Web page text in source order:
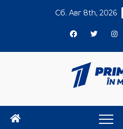
Сб. Авг 8th, 2026